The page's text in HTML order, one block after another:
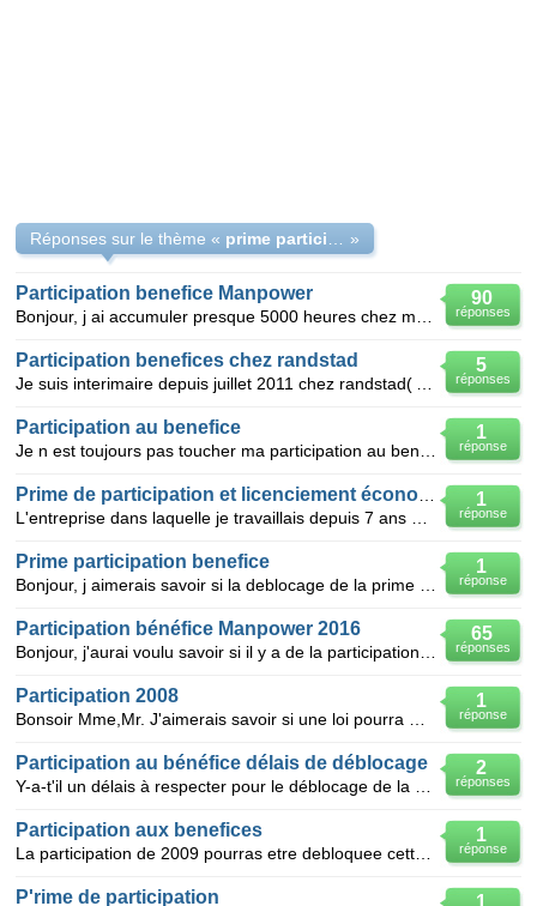
Réponses sur le thème « »
90
réponses
Participation benefice Manpower
5
réponses
Participation benefices chez randstad
1
réponse
Participation au benefice
1
réponse
1
réponse
Prime participation benefice
65
réponses
Participation bénéfice Manpower 2016
1
réponse
Participation 2008
2
réponses
Participation au bénéfice délais de déblocage
1
réponse
Participation aux benefices
1
P'rime de participation